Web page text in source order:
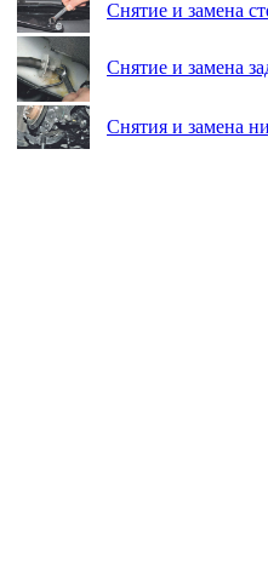
Снятие и замена
Снятие и замена
Снятия и замена